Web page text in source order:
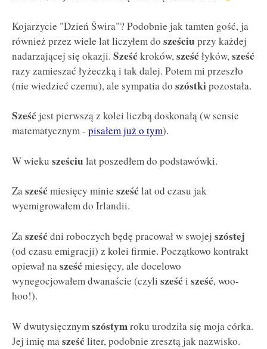
Kojarzycie "Dzień Świra"? Podobnie jak tamten gość, ja
również przez wiele lat liczyłem do sześciu przy każdej
nadarzającej się okazji. Sześć kroków, sześć łyków, sześć
razy zamieszać łyżeczką i tak dalej. Potem mi przeszło
(nie wiedzieć czemu), ale sympatia do szóstkipozostała.
Sześć jest pierwszą z kolei liczbą doskonałą (w sensie
matematycznym - pisałem już o tym).
W wieku sześciu lat poszedłem do podstawówki.
Zasześć miesięcy minie sześć lat od czasu jak
wyemigrowałem do Irlandii.
Zasześć dni roboczych będę pracował w swojej szóstej
(od czasu emigracji) z kolei firmie. Początkowo kontrakt
opiewał nasześć miesięcy, ale docelowo
wynegocjowałem dwanaście (czyli sześć i sześć, woo-
hoo!).
W dwutysięcznymszóstymroku urodziła się moja córka.
Jej imię masześć liter, podobnie zresztą jak nazwisko.